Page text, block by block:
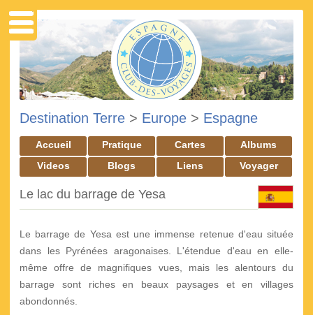
Destination Terre > Europe > Espagne
Accueil Pratique Cartes
Albums
Videos
Blogs Liens Voyager
Le lac du barrage de Yesa
Le barrage de Yesa est une immense retenue d'eau située
dans les Pyrénées aragonaises. L'étendue d'eau en elle-
même offre de magnifiques vues, mais les alentours du
barrage sont riches en beaux paysages et en villages
abondonnés.